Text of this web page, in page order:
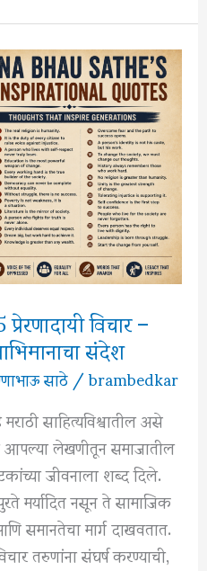
विचार –
संदेश
साठे/brambedkar
साहित्यविश्वातील असे
आपल्या लेखणीतून समाजातील
जीवनाला शब्द दिले.
मर्यादित नसून ते सामाजिक
समानतेचा मार्ग दाखवतात.
तरुणांना संघर्ष करण्याची,